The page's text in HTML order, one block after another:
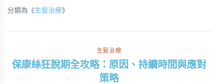
分類為《生髮治療》
生髮治療
保康絲狂脫期全攻略：原因、持續時間與應對
策略